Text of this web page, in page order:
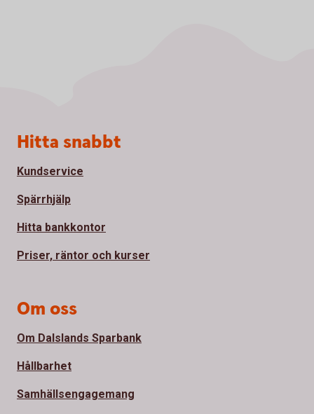
Sidfot
Hitta snabbt
Kundservice
Spärrhjälp
Hitta bankkontor
Priser, räntor och kurser
Om oss
Om Dalslands Sparbank
Hållbarhet
Samhällsengagemang